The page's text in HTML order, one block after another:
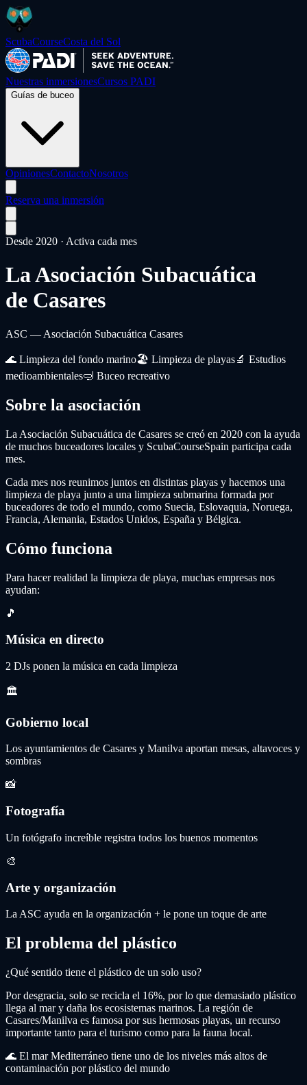
ScubaCourseCosta del Sol
Nuestras inmersionesCursos PADI
Guías de buceo
OpinionesContactoNosotros
Reserva una inmersión
Desde 2020 · Activa cada mes
La Asociación Subacuática
de Casares
ASC — Asociación Subacuática Casares
🌊 Limpieza del fondo marino🏖️ Limpieza de playas🔬 Estudios
medioambientales🤿 Buceo recreativo
Sobre la asociación
La Asociación Subacuática de Casares se creó en 2020 con la ayuda
de muchos buceadores locales y ScubaCourseSpain participa cada
mes.
Cada mes nos reunimos juntos en distintas playas y hacemos una
limpieza de playa junto a una limpieza submarina formada por
buceadores de todo el mundo, como Suecia, Eslovaquia, Noruega,
Francia, Alemania, Estados Unidos, España y Bélgica.
Cómo funciona
Para hacer realidad la limpieza de playa, muchas empresas nos
ayudan:
🎵
Música en directo
2 DJs ponen la música en cada limpieza
🏛️
Gobierno local
Los ayuntamientos de Casares y Manilva aportan mesas, altavoces y
sombras
📸
Fotografía
Un fotógrafo increíble registra todos los buenos momentos
🎨
Arte y organización
La ASC ayuda en la organización + le pone un toque de arte
El problema del plástico
¿Qué sentido tiene el plástico de un solo uso?
Por desgracia, solo se recicla el 16%, por lo que demasiado plástico
llega al mar y daña los ecosistemas marinos. La región de
Casares/Manilva es famosa por sus hermosas playas, un recurso
importante tanto para el turismo como para la fauna local.
🌊 El mar Mediterráneo tiene uno de los niveles más altos de
contaminación por plástico del mundo